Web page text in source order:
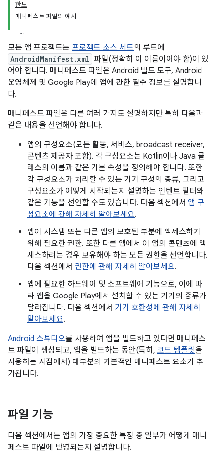
한도
매니페스트 파일의 예시
모든 앱 프로젝트는 프로젝트 소스 세트의 루트에
AndroidManifest.xml 파일(정확히 이 이름이어야 함)이 있
어야 합니다. 매니페스트 파일은 Android 빌드 도구, Android
운영체제 및 Google Play에 앱에 관한 필수 정보를 설명합니
다.
매니페스트 파일은 다른 여러 가지도 설명하지만 특히 다음과
같은 내용을 선언해야 합니다.
앱의 구성요소(모든 활동, 서비스, broadcast receiver,
콘텐츠 제공자 포함). 각 구성요소는 Kotlin이나 Java 클
래스의 이름과 같은 기본 속성을 정의해야 합니다. 또한
각 구성요소가 처리할 수 있는 기기 구성의 종류, 그리고
구성요소가 어떻게 시작되는지 설명하는 인텐트 필터와
같은 기능을 선언할 수도 있습니다. 다음 섹션에서 앱 구
성요소에 관해 자세히 알아보세요.
앱이 시스템 또는 다른 앱의 보호된 부분에 액세스하기
위해 필요한 권한. 또한 다른 앱에서 이 앱의 콘텐츠에 액
세스하려는 경우 보유해야 하는 모든 권한을 선언합니다.
다음 섹션에서 권한에 관해 자세히 알아보세요.
앱에 필요한 하드웨어 및 소프트웨어 기능으로, 이에 따
라 앱을 Google Play에서 설치할 수 있는 기기의 종류가
달라집니다. 다음 섹션에서 기기 호환성에 관해 자세히
알아보세요.
Android 스튜디오를 사용하여 앱을 빌드하고 있다면 매니페스
트 파일이 생성되고, 앱을 빌드하는 동안(특히, 코드 템플릿을
사용하는 시점에서) 대부분의 기본적인 매니페스트 요소가 추
가됩니다.
파일 기능
다음 섹션에서는 앱의 가장 중요한 특징 중 일부가 어떻게 매니
페스트 파일에 반영되는지 설명합니다.